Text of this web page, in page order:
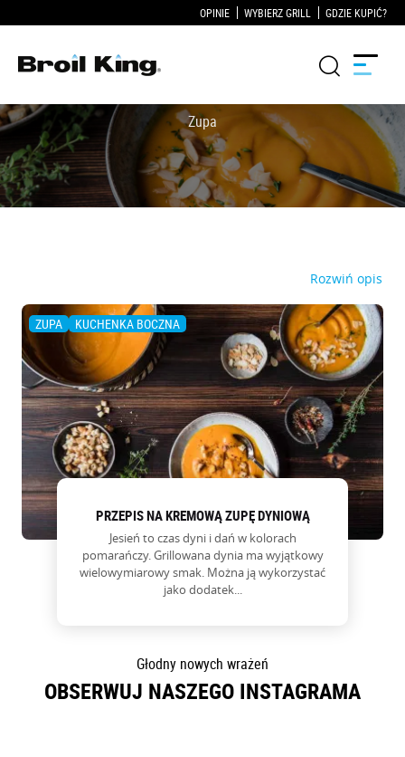
OPINIE WYBIERZ GRILL GDZIE KUPIĆ?
Grille
KUCHNIE OGRODOWE
Przepisy
WSPARCIE
O NAS
Rozwiń opis
ZUPA KUCHENKA BOCZNA
PRZEPIS NA KREMOWĄ ZUPĘ DYNIOWĄ
Jesień to czas dyni i dań w kolorach
pomarańczy. Grillowana dynia ma wyjątkowy
wielowymiarowy smak. Można ją wykorzystać
jako dodatek...
Głodny nowych wrażeń
OBSERWUJ NASZEGO INSTAGRAMA